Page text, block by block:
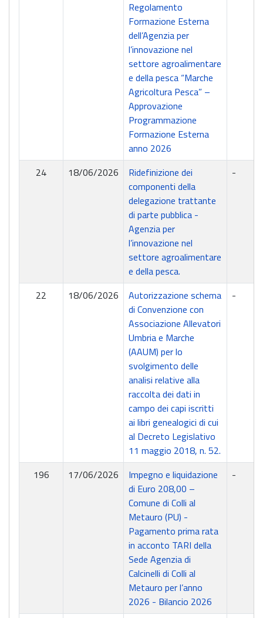
Regolamento
Formazione Esterna
dell’Agenzia per
l’innovazione nel
settore agroalimentare
e della pesca “Marche
Agricoltura Pesca” –
Approvazione
Programmazione
Formazione Esterna
anno 2026
24
18/06/2026
Ridefinizione dei
componenti della
delegazione trattante
di parte pubblica -
Agenzia per
l’innovazione nel
settore agroalimentare
e della pesca.
-
22 18/06/2026
Autorizzazione schema
di Convenzione con
Associazione Allevatori
Umbria e Marche
(AAUM) per lo
svolgimento delle
analisi relative alla
raccolta dei dati in
campo dei capi iscritti
ai libri genealogici di cui
al Decreto Legislativo
11 maggio 2018, n. 52.
-
196 17/06/2026
Impegno e liquidazione
di Euro 208,00 –
Comune di Colli al
Metauro (PU) -
Pagamento prima rata
in acconto TARI della
Sede Agenzia di
Calcinelli di Colli al
Metauro per l’anno
2026 - Bilancio 2026
-